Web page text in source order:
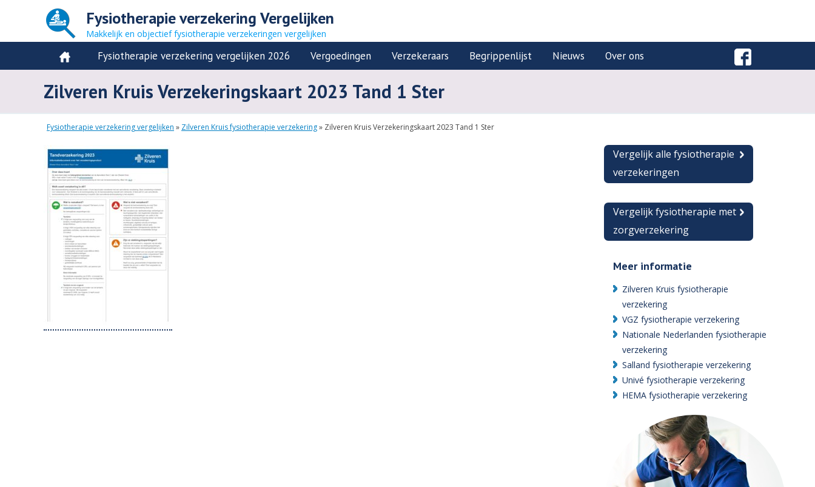
Fysiotherapie verzekering Vergelijken
Makkelijk en objectief fysiotherapie verzekeringen vergelijken
Fysiotherapie verzekering vergelijken 2026 Vergoedingen Verzekeraars Begrippenlijst Nieuws Over ons
Zilveren Kruis Verzekeringskaart 2023 Tand 1 Ster
Fysiotherapie verzekering vergelijken » Zilveren Kruis fysiotherapie verzekering» Zilveren Kruis Verzekeringskaart 2023 Tand 1 Ster
Vergelijk alle fysiotherapie
verzekeringen
Vergelijk fysiotherapie met
zorgverzekering
Meer informatie
Zilveren Kruis fysiotherapie
verzekering
VGZ fysiotherapie verzekering
Nationale Nederlanden fysiotherapie
verzekering
Salland fysiotherapie verzekering
Univé fysiotherapie verzekering
HEMA fysiotherapie verzekering